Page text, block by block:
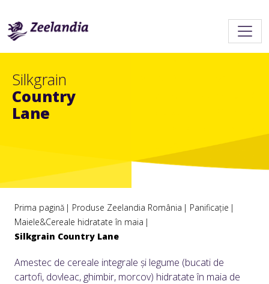
Silkgrain
Country
Lane
Prima pagină Produse Zeelandia România
Panificație
Maiele&Cereale hidratate în maia
Silkgrain Country Lane
Amestec de cereale integrale și legume (bucati de
cartofi, dovleac, ghimbir, morcov) hidratate în maia de